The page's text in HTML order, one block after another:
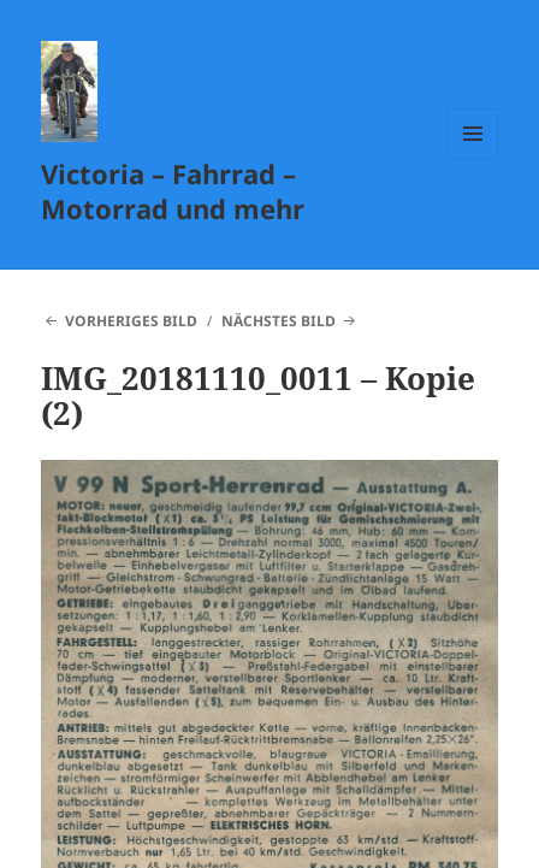
Victoria – Fahrrad –
Motorrad und mehr
VORHERIGES BILD NÄCHSTES BILD
IMG_20181110_0011 – Kopie
(2)